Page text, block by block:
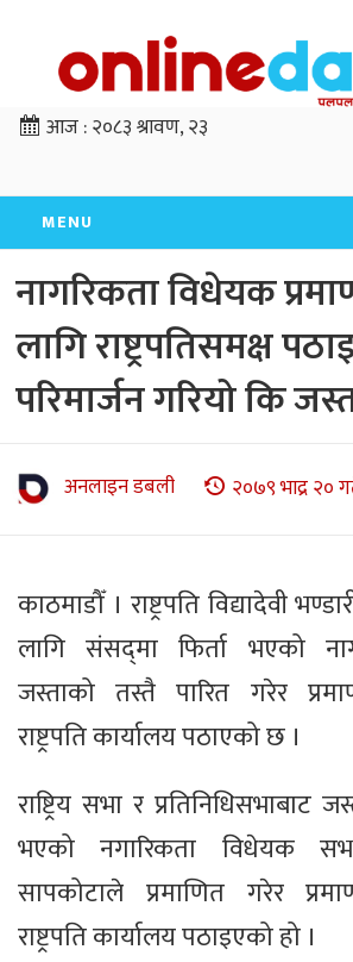
आज :२०८३ श्रावण, २३
MENU
नागरिकता विधेयक
लागि राष्ट्रपतिसमक्ष
परिमार्जन गरियो कि
अनलाइन डबली २०७९ भाद्र
काठमाडौँ । राष्ट्रपति विद्यादेवी
लागि संसद्‍मा फिर्ता भएको
जस्ताको तस्तै पारित गरेर
राष्ट्रपति कार्यालय पठाएको छ ।
राष्ट्रिय सभा र प्रतिनिधिसभाबाट
भएको नगारिकता विधेयक
सापकोटाले प्रमाणित गरेर
राष्ट्रपति कार्यालय पठाइएको हो ।